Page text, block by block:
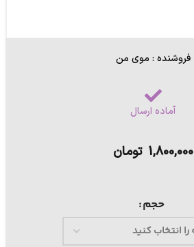
فروشنده : موی من
آماده ارسال
1,800,000 تومان
حجم